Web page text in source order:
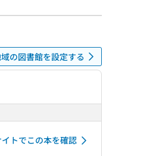
の図書館を設定する
トでこの本を確認